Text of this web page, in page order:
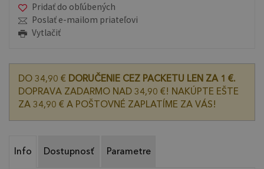
Pridať do obľúbených
Poslať e-mailom priateľovi
Vytlačiť
DO 34,90 € DORUČENIE CEZ PACKETU LEN ZA 1 €.
DOPRAVA ZADARMO NAD 34,90 €! NAKÚPTE EŠTE
ZA 34,90 € A POŠTOVNÉ ZAPLATÍME ZA VÁS!
Info Dostupnosť Parametre